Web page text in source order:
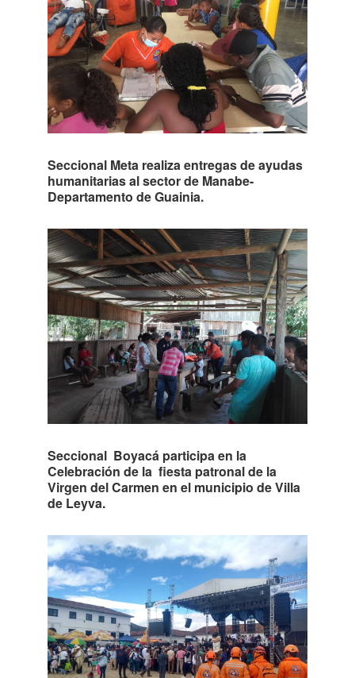
Seccional Meta realiza entregas de ayudas
humanitarias al sector de Manabe-
Departamento de Guainia.
Seccional Boyacá participa en la
Celebración de la fiesta patronal de la
Virgen del Carmen en el municipio de Villa
de Leyva.